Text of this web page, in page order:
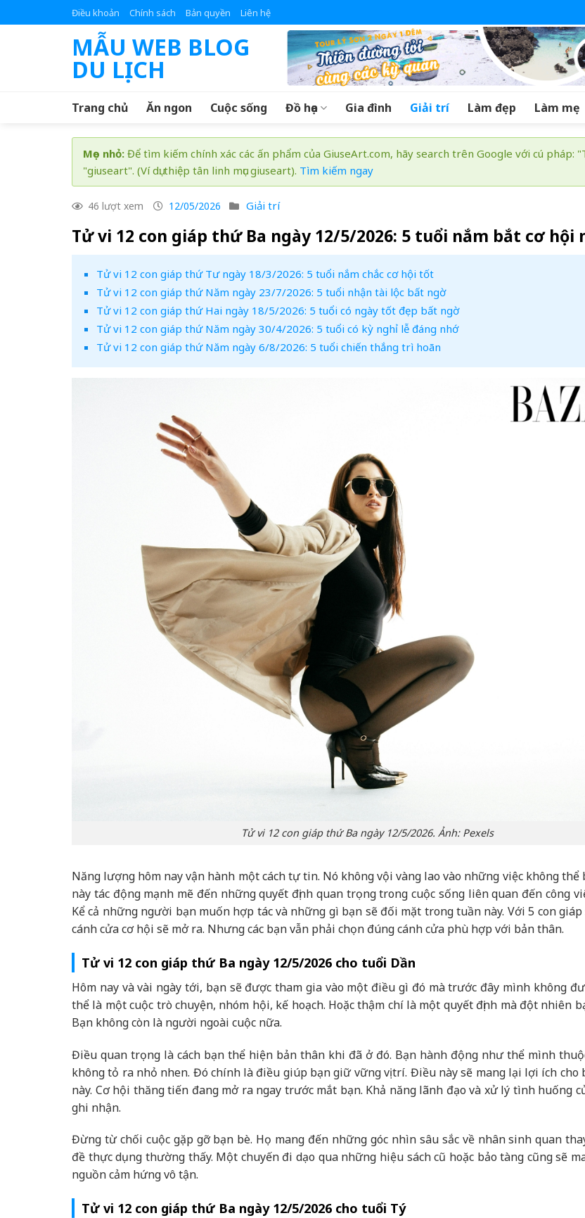
to
Điều khoản Chính sách Bản quyền Liên hệ
MẪU WEB BLOG
DU LỊCH
Trang chủ Ăn ngon Cuộc sống Đồ họa Gia đình Giải trí Làm đẹp Làm mẹ
Mẹo nhỏ: Để tìm kiếm chính xác các ấn phẩm của GiuseArt.com, hãy search trên Google với cú pháp:
"giuseart". (Ví dụ: thiệp tân linh mục giuseart). Tìm kiếm ngay
46 lượt xem 12/05/2026 Giải trí
Tử vi 12 con giáp thứ Ba ngày 12/5/2026: 5 tuổi nắm bắt cơ hội
Tử vi 12 con giáp thứ Tư ngày 18/3/2026: 5 tuổi nắm chắc cơ hội tốt
Tử vi 12 con giáp thứ Năm ngày 23/7/2026: 5 tuổi nhận tài lộc bất ngờ
Tử vi 12 con giáp thứ Hai ngày 18/5/2026: 5 tuổi có ngày tốt đẹp bất ngờ
Tử vi 12 con giáp thứ Năm ngày 30/4/2026: 5 tuổi có kỳ nghỉ lễ đáng nhớ
Tử vi 12 con giáp thứ Năm ngày 6/8/2026: 5 tuổi chiến thắng trì hoãn
Tử vi 12 con giáp thứ Ba ngày 12/5/2026. Ảnh: Pexels
Năng lượng hôm nay vận hành một cách tự tin. Nó không vội vàng lao vào những việc không
này tác động mạnh mẽ đến những quyết định quan trọng trong cuộc sống liên quan đến công
Kể cả những người bạn muốn hợp tác và những gì bạn sẽ đối mặt trong tuần này. Với 5 con
cánh cửa cơ hội sẽ mở ra. Nhưng các bạn vẫn phải chọn đúng cánh cửa phù hợp với bản thân.
Tử vi 12 con giáp thứ Ba ngày 12/5/2026 cho tuổi Dần
Hôm nay và vài ngày tới, bạn sẽ được tham gia vào một điều gì đó mà trước đây mình không
thể là một cuộc trò chuyện, nhóm hội, kế hoạch. Hoặc thậm chí là một quyết định mà đột nhiên
Bạn không còn là người ngoài cuộc nữa.
Điều quan trọng là cách bạn thể hiện bản thân khi đã ở đó. Bạn hành động như thể mình
không tỏ ra nhỏ nhen. Đó chính là điều giúp bạn giữ vững vị trí. Điều này sẽ mang lại lợi ích cho
này. Cơ hội thăng tiến đang mở ra ngay trước mắt bạn. Khả năng lãnh đạo và xử lý tình huống
ghi nhận.
Đừng từ chối cuộc gặp gỡ bạn bè. Họ mang đến những góc nhìn sâu sắc về nhân sinh quan
đề thực dụng thường thấy. Một chuyến đi dạo qua những hiệu sách cũ hoặc bảo tàng cũng sẽ
nguồn cảm hứng vô tận.
Tử vi 12 con giáp thứ Ba ngày 12/5/2026 cho tuổi Tý